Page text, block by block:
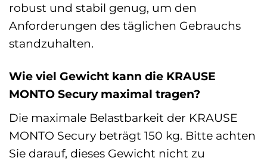
robust und stabil genug, um den
Anforderungen des täglichen Gebrauchs
standzuhalten.
Wie viel Gewicht kann die KRAUSE
MONTO Secury maximal tragen?
Die maximale Belastbarkeit der KRAUSE
MONTO Secury beträgt 150 kg. Bitte achten
Sie darauf, dieses Gewicht nicht zu